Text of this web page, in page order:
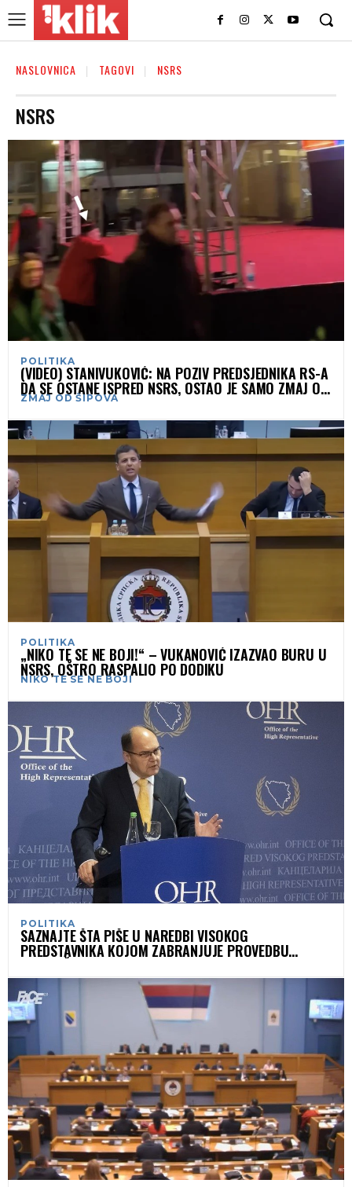
NASLOVNICA TAGOVI NSRS
NSRS
POLITIKA
(VIDEO) STANIVUKOVIĆ: NA POZIV PREDSJEDNIKA RS-A
DA SE OSTANE ISPRED NSRS, OSTAO JE SAMO ZMAJ OD
ŠIPOVA
ZMAJ OD ŠIPOVA
POLITIKA
„NIKO TE SE NE BOJI!“ – VUKANOVIĆ IZAZVAO BURU U
NSRS, OŠTRO RASPALIO PO DODIKU
NIKO TE SE NE BOJI
POLITIKA
SAZNAJTE ŠTA PIŠE U NAREDBI VISOKOG
PREDSTAVNIKA KOJOM ZABRANJUJE PROVEDBU
ZAKLJUČAKA NSRS-A